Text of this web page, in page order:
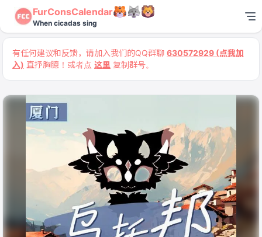
FurConsCalendar
When cicadas sing
有任何建议和反馈，请加入我们的QQ群聊 630572929 (点我加
入) 直抒胸臆！或者点 这里 复制群号。